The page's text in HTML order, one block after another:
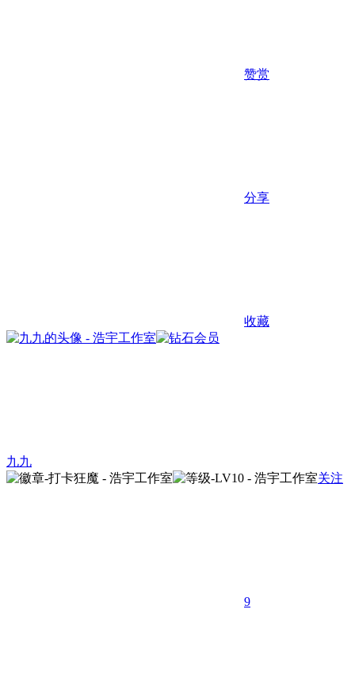
赞赏
分享
收藏
九九
关注
9